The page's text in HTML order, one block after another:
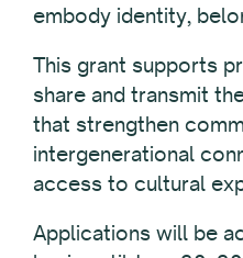
embody identity,
This grant supports
share and transmit
that strengthen
intergenerational
access to cultural
Applications will be